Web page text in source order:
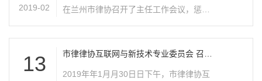
2019-02
在兰州市律协召开了主任工作会议，惩戒
委员会主任徐进，副主任刘临庆、柳向
奎、陈昱君，秘书长李纬参加了会议，兰
州市律协工作人员甘喜梅列席了本次工作
13
市律律协互联网与新技术专业委员会 召开
2019年年1⽉月30⽇日下午，市律律协互